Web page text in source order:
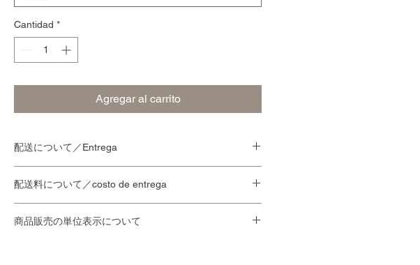
Cantidad *
Agregar al carrito
配送について／Entrega
当日中の配達をご希望の場合は、ご注文を12:00まで
にいただければ、その日のうちに配達させていただ
配送料について／costo de entrega
お店から10km未満・・・65ペソ
商品販売の単位表示について